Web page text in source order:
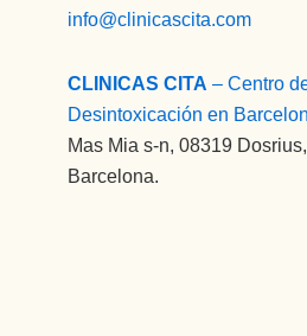
info@clinicascita.com
CLINICAS CITA – Centro
Desintoxicación en
Mas Mia s-n, 08319 Dosrius,
Barcelona.